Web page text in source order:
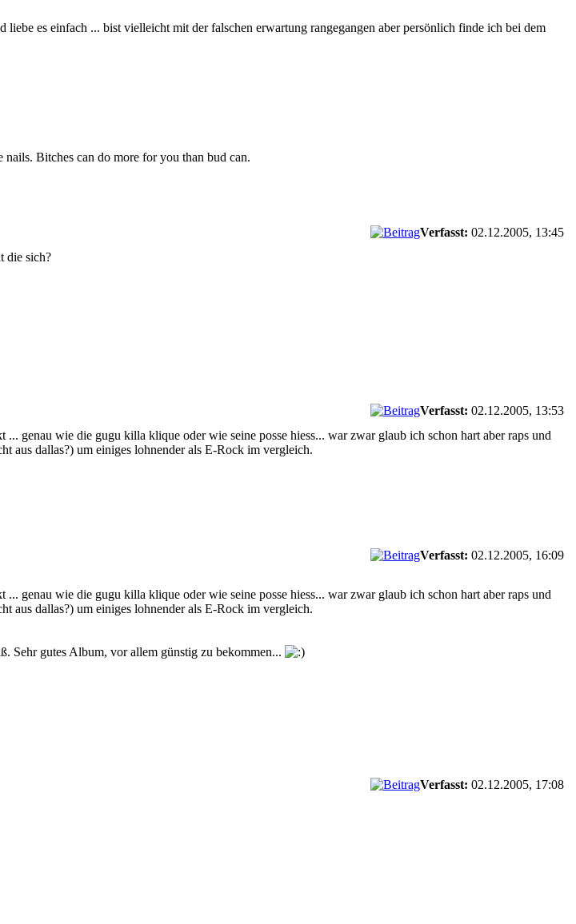
es einfach ... bist vielleicht mit der falschen erwartung rangegangen aber persönlich finde ich bei dem
Bitches can do more for you than bud can.
Verfasst: 02.12.2005, 13:45
die sich?
Verfasst: 02.12.2005, 13:53
genau wie die gugu killa klique oder wie seine posse hiess... war zwar glaub ich schon hart aber raps und
aus dallas?) um einiges lohnender als E-Rock im vergleich.
Verfasst: 02.12.2005, 16:09
genau wie die gugu killa klique oder wie seine posse hiess... war zwar glaub ich schon hart aber raps und
aus dallas?) um einiges lohnender als E-Rock im vergleich.
Sehr gutes Album, vor allem günstig zu bekommen...
Verfasst: 02.12.2005, 17:08